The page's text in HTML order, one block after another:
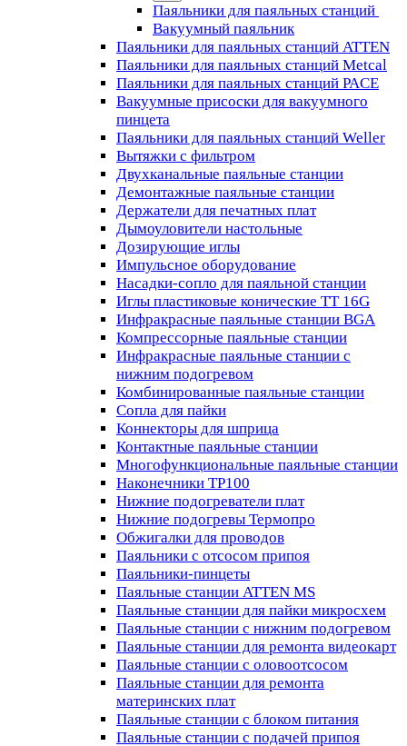
Паяльники для паяльных станций
Вакуумный паяльник
Паяльники для паяльных станций ATTEN
Паяльники для паяльных станций Metcal
Паяльники для паяльных станций PACE
Вакуумные присоски для вакуумного
пинцета
Паяльники для паяльных станций Weller
Вытяжки с фильтром
Двухканальные паяльные станции
Демонтажные паяльные станции
Держатели для печатных плат
Дымоуловители настольные
Дозирующие иглы
Импульсное оборудование
Насадки-сопло для паяльной станции
Иглы пластиковые конические TT 16G
Инфракрасные паяльные станции BGA
Компрессорные паяльные станции
Инфракрасные паяльные станции с
нижним подогревом
Комбинированные паяльные станции
Сопла для пайки
Коннекторы для шприца
Контактные паяльные станции
Многофункциональные паяльные станции
Наконечники TP100
Нижние подогреватели плат
Нижние подогревы Термопро
Обжигалки для проводов
Паяльники с отсосом припоя
Паяльники-пинцеты
Паяльные станции ATTEN MS
Паяльные станции для пайки микросхем
Паяльные станции с нижним подогревом
Паяльные станции для ремонта видеокарт
Паяльные станции с оловоотсосом
Паяльные станции для ремонта
материнских плат
Паяльные станции с блоком питания
Паяльные станции с подачей припоя